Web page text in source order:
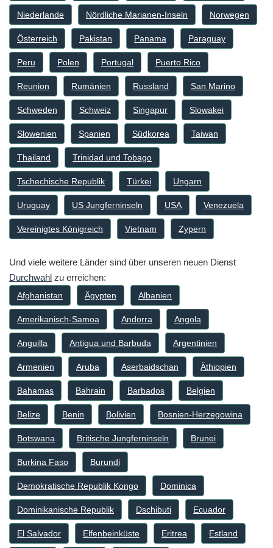
Niederlande Nördliche Marianen-Inseln Norwegen
Österreich Pakistan Panama Paraguay
Peru Polen Portugal Puerto Rico
Reunion Rumänien Russland San Marino
Schweden Schweiz Singapur Slowakei
Slowenien Spanien Südkorea Taiwan
Thailand Trinidad und Tobago
Tschechische Republik Türkei Ungarn
Uruguay US Jungferninseln USA Venezuela
Vereinigtes Königreich Vietnam Zypern
Und viele weitere Länder sind über unseren neuen Dienst
Durchwahl zu erreichen:
Afghanistan Ägypten Albanien
Amerikanisch-Samoa Andorra Angola
Anguilla Antigua und Barbuda Argentinien
Armenien Aruba Aserbaidschan Äthiopien
Bahamas Bahrain Barbados Belgien
Belize Benin Bolivien Bosnien-Herzegowina
Botswana Britische Jungferninseln Brunei
Burkina Faso Burundi
Demokratische Republik Kongo Dominica
Dominikanische Republik Dschibuti Ecuador
El Salvador Elfenbeinküste Eritrea Estland